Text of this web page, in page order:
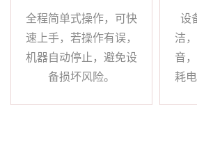
全程简单式操作，可快
速上手，若操作有误，
机器自动停止，避免设
备损坏风险。
设
洁
音
耗